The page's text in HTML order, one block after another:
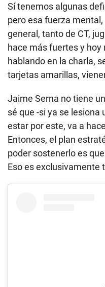
Sí tenemos algunas
pero esa fuerza
general, tanto de CT,
hace más fuertes y
hablando en la charla,
tarjetas amarillas,
Jaime Serna no tiene
sé que -si ya se lesiona
estar por este, va a
Entonces, el plan
poder sostenerlo es
Eso es exclusivamente